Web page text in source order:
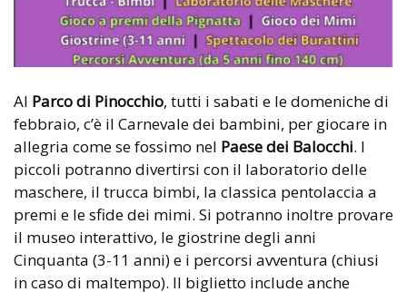
Al Parco di Pinocchio, tutti i sabati e le domeniche di
febbraio, c’è il Carnevale dei bambini, per giocare in
allegria come se fossimo nel Paese dei Balocchi. I
piccoli potranno divertirsi con il laboratorio delle
maschere, il trucca bimbi, la classica pentolaccia a
premi e le sfide dei mimi. Si potranno inoltre provare
il museo interattivo, le giostrine degli anni
Cinquanta (3-11 anni) e i percorsi avventura (chiusi
in caso di maltempo). Il biglietto include anche